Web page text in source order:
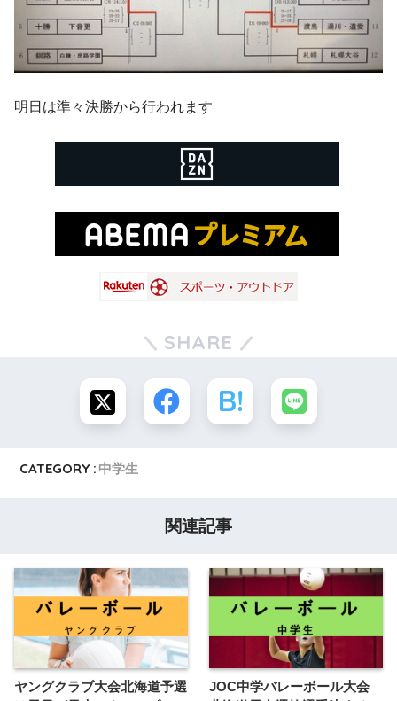
明日は準々決勝から行われます
SHARE
CATEGORY : 中学生
関連記事
ヤングクラブ大会北海道予選
JOC中学バレーボール大会